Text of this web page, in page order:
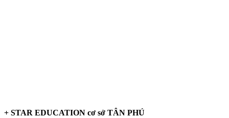
+ STAR EDUCATION cơ sở TÂN PHÚ